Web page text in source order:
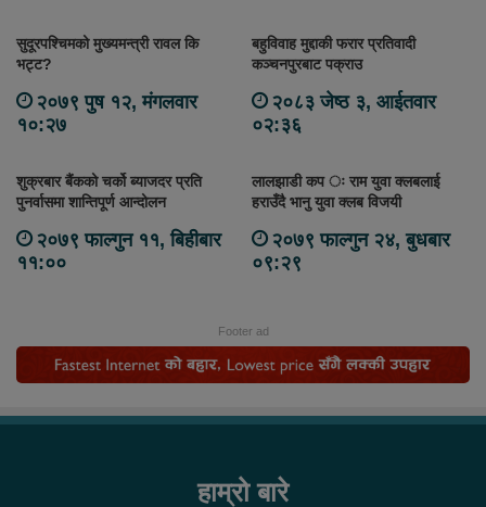
सुदूरपश्चिमको मुख्यमन्त्री रावल कि
भट्ट?
२०७९ पुष १२, मंगलवार
१०:२७
बहुविवाह मुद्दाकी फरार प्रतिवादी
कञ्चनपुरबाट पक्राउ
२०८३ जेष्ठ ३, आईतवार
०२:३६
शुक्रबार बैंकको चर्को ब्याजदर प्रति
पुनर्वासमा शान्तिपूर्ण आन्दोलन
२०७९ फाल्गुन ११, बिहीबार
११:००
लालझाडी कप ः राम युवा क्लबलाई
हराउँदै भानु युवा क्लब विजयी
२०७९ फाल्गुन २४, बुधबार
०९:२९
Footer ad
हाम्रो बारे